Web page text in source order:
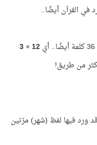
12
×
3
من طريق!
ورد فيها لفظ (شهر) مرّتين